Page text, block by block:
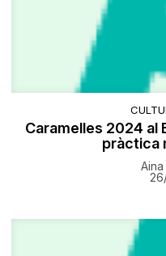
Caramelles 2024 al
pràctica